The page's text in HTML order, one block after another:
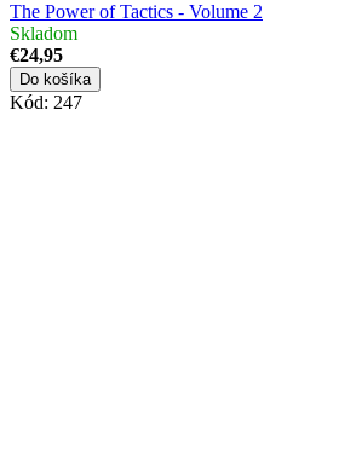
The Power of Tactics - Volume 2
Skladom
€24,95
Do košíka
Kód: 247